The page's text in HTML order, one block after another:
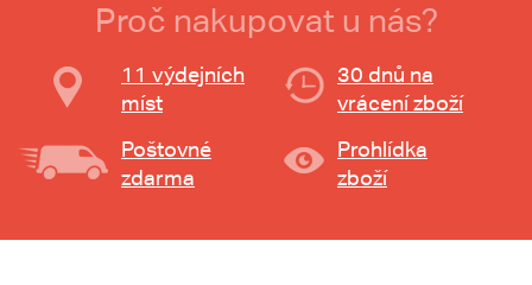
Proč nakupovat u nás?
11 výdejních
míst
30 dnů na
vrácení zboží
Poštovné
zdarma
Prohlídka
zboží